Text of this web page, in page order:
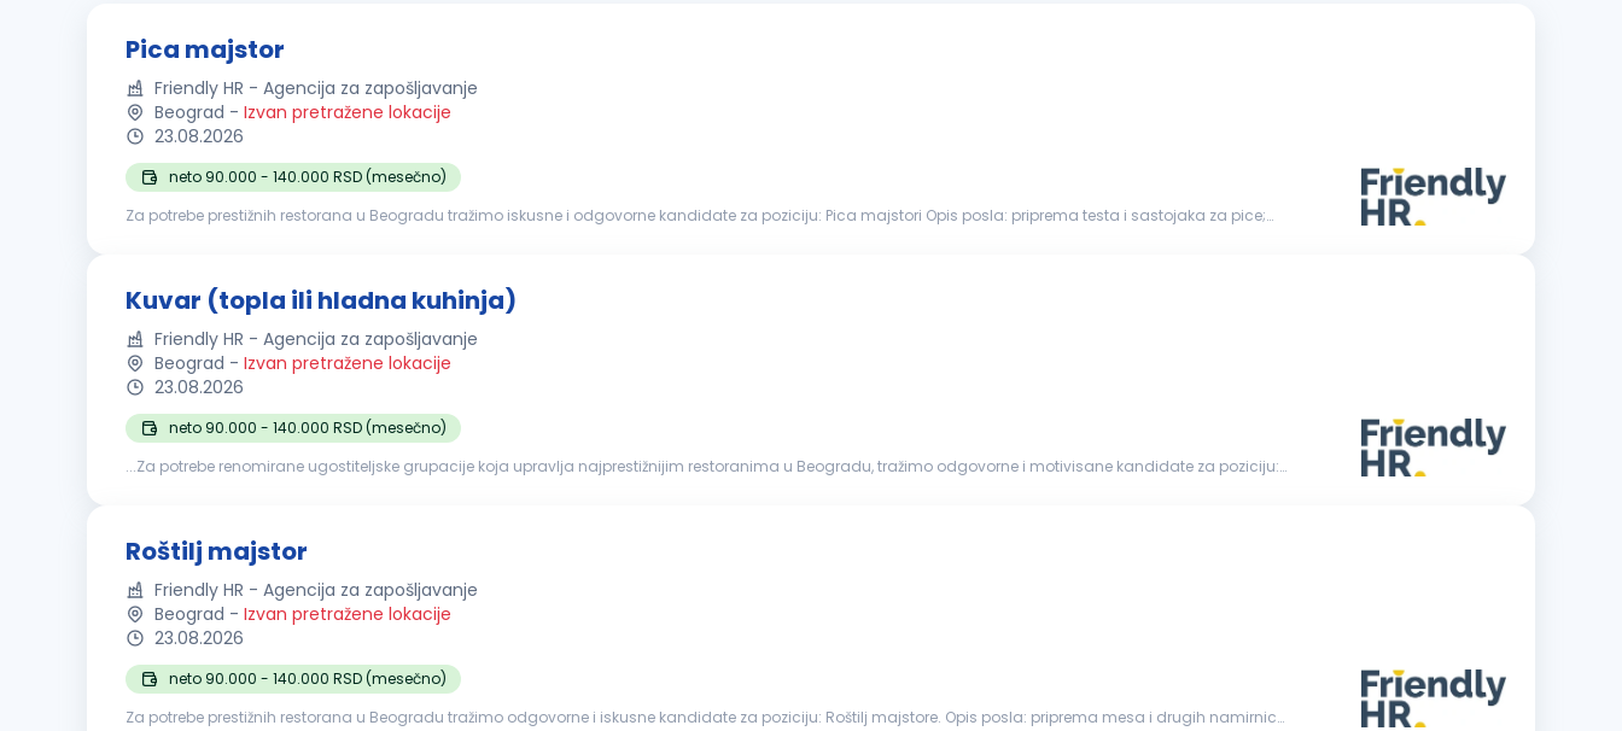
Pica majstor
Friendly HR - Agencija za zapošljavanje
Beograd - Izvan pretražene lokacije
23.08.2026
neto 90.000 - 140.000 RSD (mesečno)
Za potrebe prestižnih restorana u Beogradu tražimo iskusne i odgovorne kandidate za poziciju: Pica majstori Opis posla: priprema testa i sastojaka za pice;
Kuvar (topla ili hladna kuhinja)
Friendly HR - Agencija za zapošljavanje
Beograd - Izvan pretražene lokacije
23.08.2026
neto 90.000 - 140.000 RSD (mesečno)
...Za potrebe renomirane ugostiteljske grupacije koja upravlja najprestižnijim restoranima u Beogradu, tražimo odgovorne i motivisane kandidate za poziciju:
Roštilj majstor
Friendly HR - Agencija za zapošljavanje
Beograd - Izvan pretražene lokacije
23.08.2026
neto 90.000 - 140.000 RSD (mesečno)
Za potrebe prestižnih restorana u Beogradu tražimo odgovorne i iskusne kandidate za poziciju: Roštilj majstore. Opis posla: priprema mesa i drugih namirnica